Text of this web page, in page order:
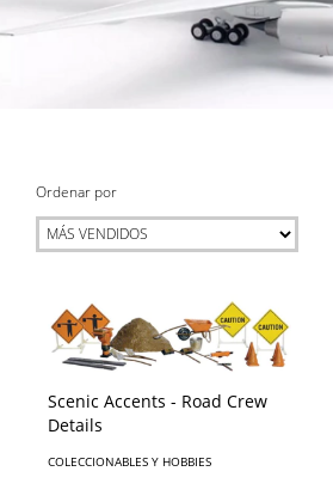
Ordenar por
Scenic Accents - Road Crew
Details
COLECCIONABLES Y HOBBIES